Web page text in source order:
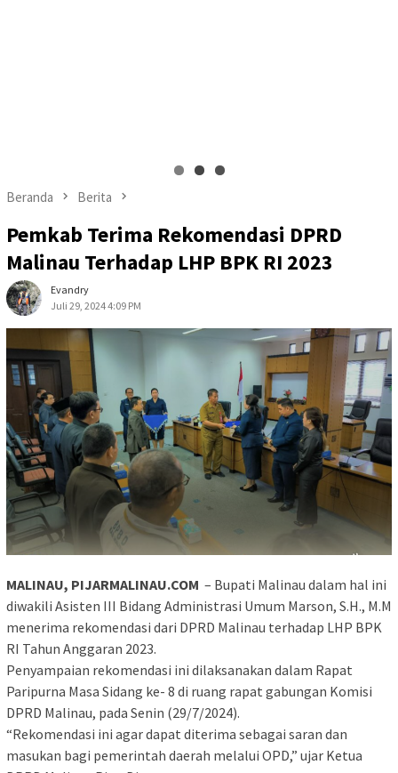
Beranda Berita
Pemkab Terima Rekomendasi DPRD
Malinau Terhadap LHP BPK RI 2023
Evandry
Juli 29, 2024 4:09 PM
MALINAU, PIJARMALINAU.COM – Bupati Malinau dalam hal ini
diwakili Asisten III Bidang Administrasi Umum Marson, S.H., M.M
menerima rekomendasi dari DPRD Malinau terhadap LHP BPK
RI Tahun Anggaran 2023.
Penyampaian rekomendasi ini dilaksanakan dalam Rapat
Paripurna Masa Sidang ke- 8 di ruang rapat gabungan Komisi
DPRD Malinau, pada Senin (29/7/2024).
“Rekomendasi ini agar dapat diterima sebagai saran dan
masukan bagi pemerintah daerah melalui OPD,” ujar Ketua